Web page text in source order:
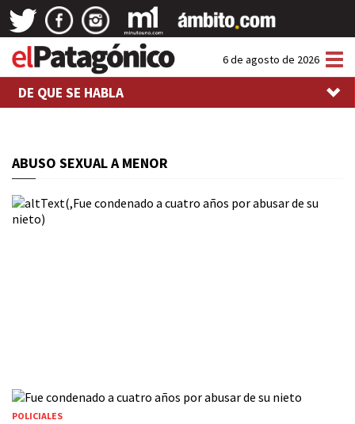
6 de agosto de 2026
DE QUE SE HABLA
ABUSO SEXUAL A MENOR
POLICIALES